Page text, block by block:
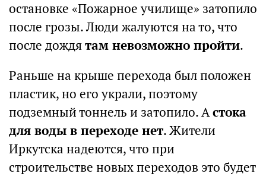
остановке «Пожарное училище» затопило
после грозы. Люди жалуются на то, что
после дождятам невозможно пройти.
Раньше на крыше перехода был положен
пластик, но его украли, поэтому
подземный тоннель и затопило. Астока
для воды в переходе нет. Жители
Иркутска надеются, что при
строительстве новых переходов это будет